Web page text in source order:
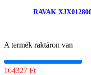
RAVAK
A termék raktáron van
164327 Ft